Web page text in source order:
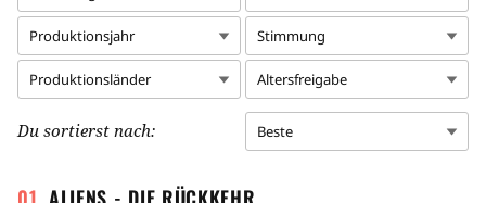
Produktionsjahr Stimmung
Produktionsländer Altersfreigabe
Du sortierst nach: Beste